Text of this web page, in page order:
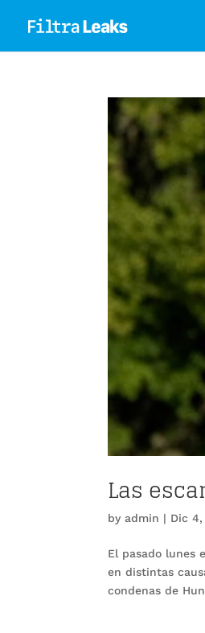
Las
byadmin | Dic
El pasado lunes
en distintas
condenas de